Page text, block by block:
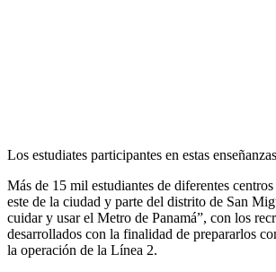
Los estudiates participantes en estas
Más de 15 mil estudiantes de diferentes
este de la ciudad y parte del distrito de San
cuidar y usar el Metro de Panamá”, con los
desarrollados con la finalidad de prepararlos
la operación de la Línea 2.